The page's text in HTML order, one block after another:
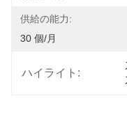
供給の能力:
30 個/月
ハイライト: